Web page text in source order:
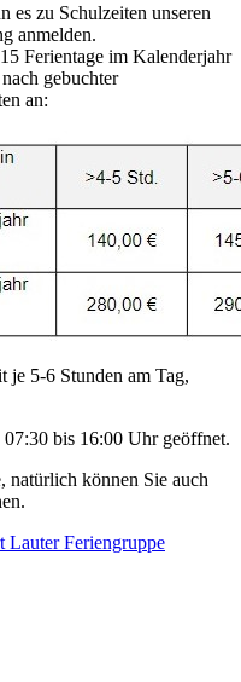
es zu Schulzeiten unseren
anmelden.
Ferientage im Kalenderjahr
gebuchter
an:
je 5-6 Stunden am Tag,
bis 16:00 Uhr geöffnet.
natürlich können Sie auch
Lauter Feriengruppe